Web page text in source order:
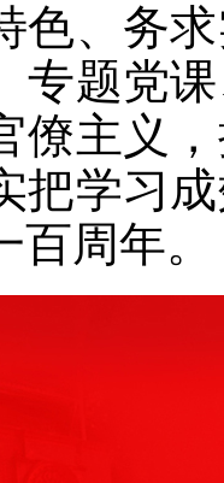
色、务
专题党
僚主义
把学习
周年。